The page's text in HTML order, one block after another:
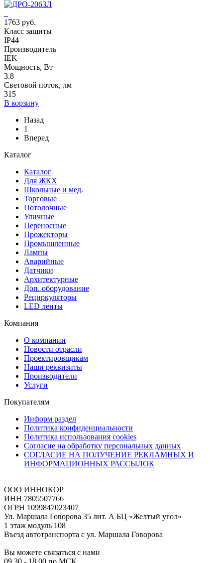
1763 руб.
Класс защиты
IP44
Производитель
IEK
Мощность, Вт
3.8
Световой поток, лм
315
В корзину
Назад
1
Вперед
Каталог
Каталог
Для ЖКХ
Школьные и мед.
Торговые
Потолочные
Уличные
Переносные
Прожекторы
Промышленные
Лампы
Аварийные
Датчики
Архитектурные
Доп. оборудование
Рециркуляторы
LED ленты
Компания
О компании
Новости отрасли
Проектировщикам
Наши реквизиты
Производители
Услуги
Покупателям
Информ раздел
Политика конфиденциальности
Политика использования cookies
Согласие на обработку персональных данных
СОГЛАСИЕ НА ПОЛУЧЕНИЕ РЕКЛАМНЫХ И
ИНФОРМАЦИОННЫХ РАССЫЛОК
ООО ИННОКОР
ИНН 7805507766
ОГРН 1099847023407
Ул. Маршала Говорова 35 лит. А БЦ «Желтый угол»
1 этаж модуль 108
Въезд автотранспорта с ул. Маршала Говорова
Вы можете связаться с нами
09.30 - 18.00 по МСК